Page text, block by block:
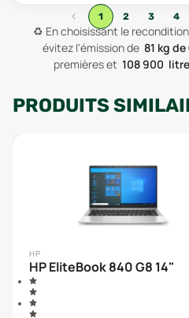
‹ 1 2 3 4
♻️ En choisissant le
évitez l'émission de 81 kg de
premièreset 108 900
PRODUITS
HP
HP EliteBook 840 G8 14"